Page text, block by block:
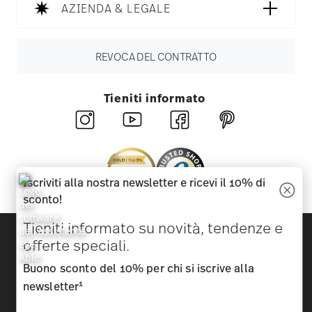
AZIENDA & LEGALE
REVOCA DEL CONTRATTO
Tieniti informato
Scopri tutti i nostri brand
Bellezza e funzionalità per la tua casa
Homepage
Iscriviti alla nostra newsletter e ricevi il 10% di
sconto!
Tieniti informato su novità, tendenze e
offerte speciali.
Buono sconto del 10% per chi si iscrive alla
newsletter1